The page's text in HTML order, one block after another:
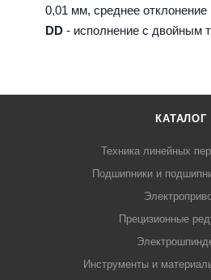
0,01 мм, среднее
DD - исполнение с двойным
КАТАЛОГ
Техника линейных
Подшипники и
Прецизионные
Инструменты и